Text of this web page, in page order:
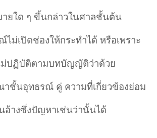
ยใด ๆ ขึ้นกล่าวในศาลชั้นต้น
ไม่เปิดช่องให้กระทำได้ หรือเพราะ
ม่ปฏิบัติตามบทบัญญัติว่าด้วย
าชั้นอุทธรณ์ คู่ ความที่เกี่ยวข้องย่อม
อ้างซึ่งปัญหาเช่นว่านั้นได้